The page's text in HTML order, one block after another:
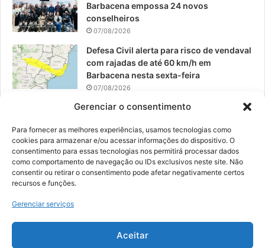
Gerenciar o consentimento
Para fornecer as melhores experiências, usamos tecnologias como
cookies para armazenar e/ou acessar informações do dispositivo. O
consentimento para essas tecnologias nos permitirá processar dados
como comportamento de navegação ou IDs exclusivos neste site. Não
consentir ou retirar o consentimento pode afetar negativamente certos
recursos e funções.
Gerenciar serviços
Aceitar
Barbacena empossa 24 novos
conselheiros
07/08/2026
Defesa Civil alerta para risco de vendaval
com rajadas de até 60 km/h em
Barbacena nesta sexta-feira
07/08/2026
EPCAR tem a melhor nota do IDEB no
06/08/2026
© 2026, Todos os direitos reservados | Desenvolvido por:
Digital Business| Hospedado por:NP Publicidade
Fale Conosco
Sobre Nós